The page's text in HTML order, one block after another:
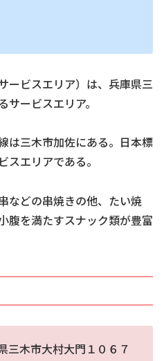
ービスエリア）は、兵庫県三
ービスエリア。
は三木市加佐にある。日本標
エリアである。
などの串焼きの他、たい焼
腹を満たすスナック類が豊富
三木市大村大門１０６７